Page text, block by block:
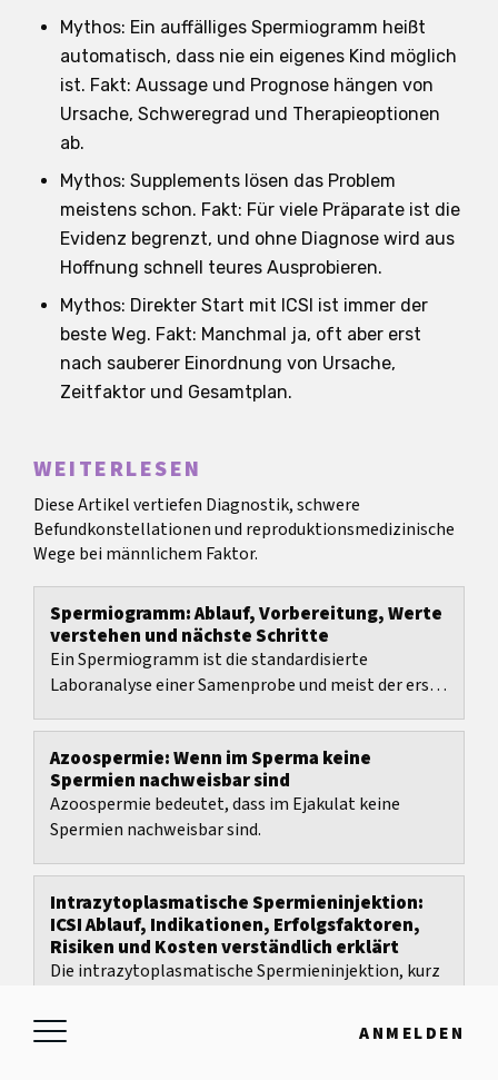
ANMELDEN
Mythos: Ein auffälliges Spermiogramm heißt
automatisch, dass nie ein eigenes Kind möglich
ist. Fakt: Aussage und Prognose hängen von
Ursache, Schweregrad und Therapieoptionen
ab.
Mythos: Supplements lösen das Problem
meistens schon. Fakt: Für viele Präparate ist die
Evidenz begrenzt, und ohne Diagnose wird aus
Hoffnung schnell teures Ausprobieren.
Mythos: Direkter Start mit ICSI ist immer der
beste Weg. Fakt: Manchmal ja, oft aber erst
nach sauberer Einordnung von Ursache,
Zeitfaktor und Gesamtplan.
WEITERLESEN
Diese Artikel vertiefen Diagnostik, schwere
Befundkonstellationen und reproduktionsmedizinische
Wege bei männlichem Faktor.
Spermiogramm: Ablauf, Vorbereitung, Werte
verstehen und nächste Schritte
Ein Spermiogramm ist die standardisierte
Laboranalyse einer Samenprobe und meist der erste
Fruchtbarkeitsprobleme.
Azoospermie: Wenn im Sperma keine
Spermien nachweisbar sind
Azoospermie bedeutet, dass im Ejakulat keine
Spermien nachweisbar sind.
Intrazytoplasmatische Spermieninjektion:
ICSI Ablauf, Indikationen, Erfolgsfaktoren,
Risiken und Kosten verständlich erklärt
Die intrazytoplasmatische Spermieninjektion, kurz
Fertilisation und wurde vor allem entwickelt, um...